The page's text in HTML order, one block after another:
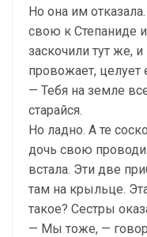
Но она им
свою к Степаниде
заскочили тут же,
провожает, целует
— Тебя на земле
старайся.
Но ладно. А те
дочь свою
встала. Эти две
там на крыльце.
такое? Сестры
— Мы тоже, —